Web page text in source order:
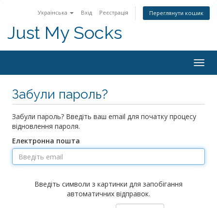
Українська Вхід Реєстрація Переглянути кошик
Just My Socks
Забули пароль?
Забули пароль? Введіть ваш email для початку процесу
відновлення пароля.
Електронна пошта
Введіть символи з картинки для запобігання
автоматичних відправок.